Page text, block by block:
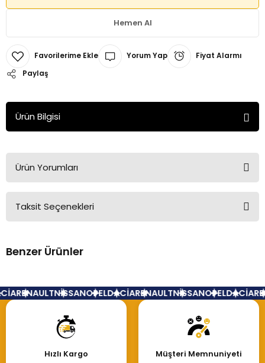
Hemen Al
Yorum Yap
Fiyat Alarmı
Paylaş
Ürün Bilgisi
Ürün Yorumları
Bu ürüne ilk yorumu siz yapın!
Taksit Seçenekleri
Benzer Ürünler
RENAULTNİSSANOPELDACİARENAULTNİSSANOPELDACİA
Hızlı Kargo Müşteri Memnuniyeti